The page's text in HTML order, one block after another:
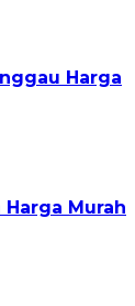
Harga
Harga Murah